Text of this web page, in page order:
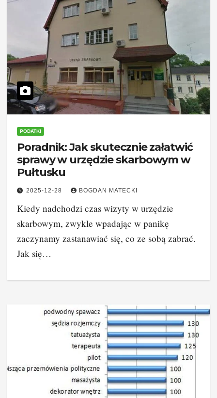
PODATKI
Poradnik: Jak skutecznie załatwić
sprawy w urzędzie skarbowym w
Pułtusku
2025-12-28 BOGDAN MATECKI
Kiedy nadchodzi czas wizyty w urzędzie
skarbowym, zwykle wpadając w panikę
zaczynamy zastanawiać się, co ze sobą zabrać.
Jak się…